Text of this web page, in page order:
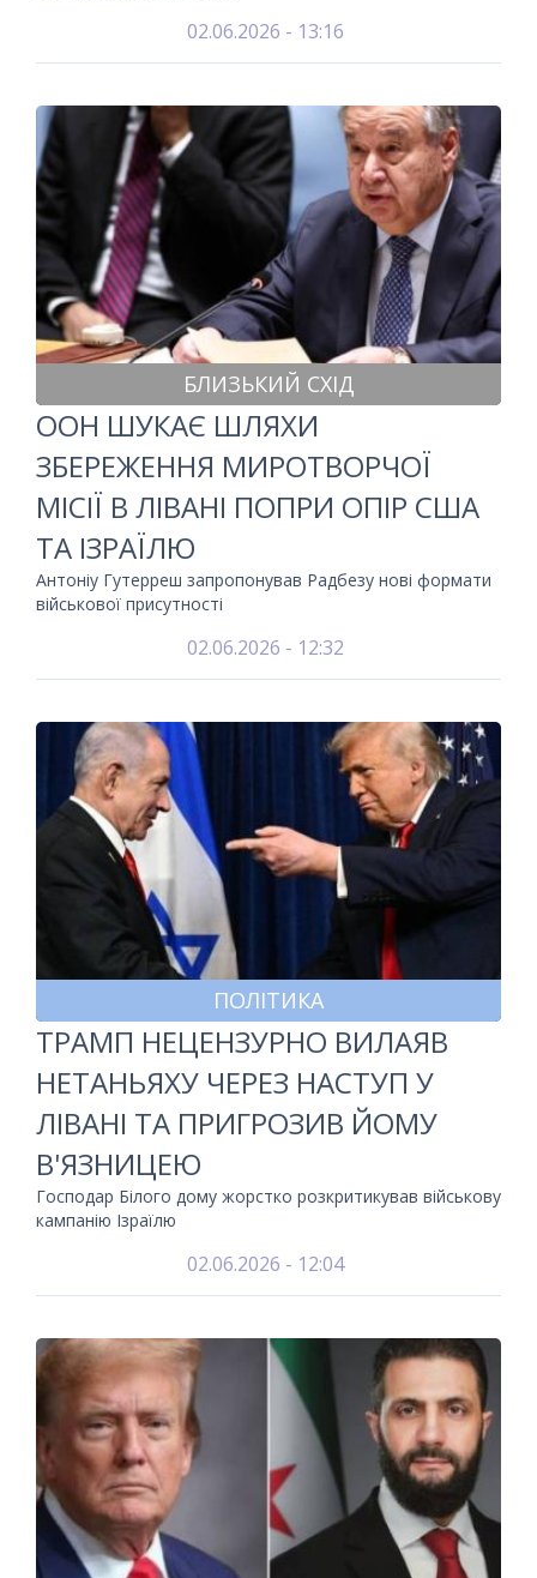
02.06.2026 - 13:16
БЛИЗЬКИЙ СХІД
ООН ШУКАЄ ШЛЯХИ
ЗБЕРЕЖЕННЯ МИРОТВОРЧОЇ
МІСІЇ В ЛІВАНІ ПОПРИ ОПІР США
ТА ІЗРАЇЛЮ
Антоніу Гутерреш запропонував Радбезу нові формати
військової присутності
02.06.2026 - 12:32
ПОЛІТИКА
ТРАМП НЕЦЕНЗУРНО ВИЛАЯВ
НЕТАНЬЯХУ ЧЕРЕЗ НАСТУП У
ЛІВАНІ ТА ПРИГРОЗИВ ЙОМУ
В'ЯЗНИЦЕЮ
Господар Білого дому жорстко розкритикував військову
кампанію Ізраїлю
02.06.2026 - 12:04